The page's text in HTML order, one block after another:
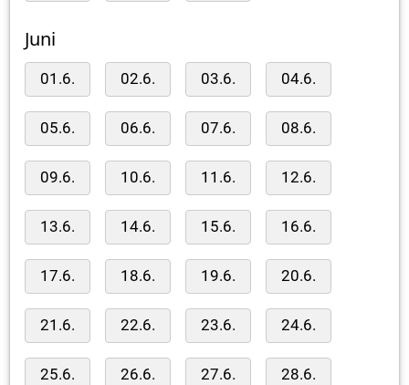
Juni
01.6. 02.6. 03.6. 04.6.
05.6. 06.6. 07.6. 08.6.
09.6. 10.6. 11.6. 12.6.
13.6. 14.6. 15.6. 16.6.
17.6. 18.6. 19.6. 20.6.
21.6. 22.6. 23.6. 24.6.
25.6. 26.6. 27.6. 28.6.